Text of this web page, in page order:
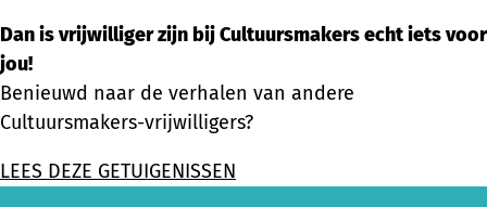
Dan is vrijwilliger zijn bij Cultuursmakers echt iets voor
jou!
Benieuwd naar de verhalen van andere
Cultuursmakers-vrijwilligers?
LEES DEZE GETUIGENISSEN